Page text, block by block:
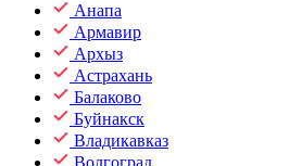
Анапа
Армавир
Архыз
Астрахань
Балаково
Буйнакск
Владикавказ
Волгоград